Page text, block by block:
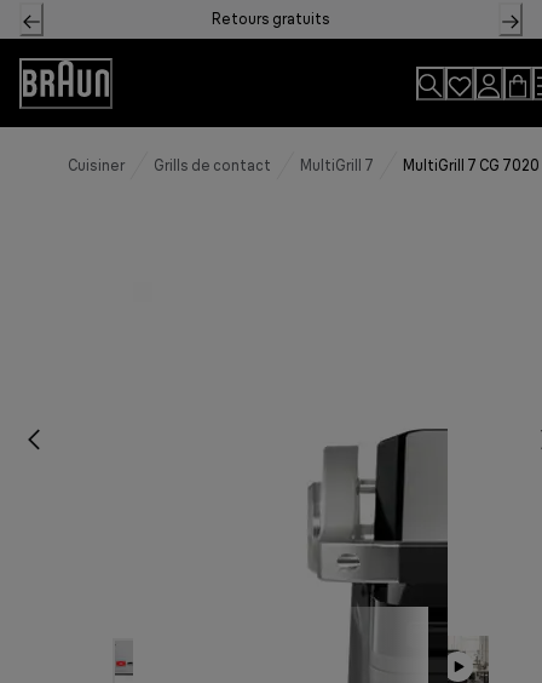
Skip
to
Content
Retours gratuits
Déclaration
d'accessibilité
Cuisiner Grills de contact MultiGrill 7 MultiGrill 7 CG